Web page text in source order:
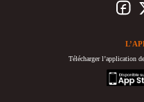
Télécharger l’application
appstore